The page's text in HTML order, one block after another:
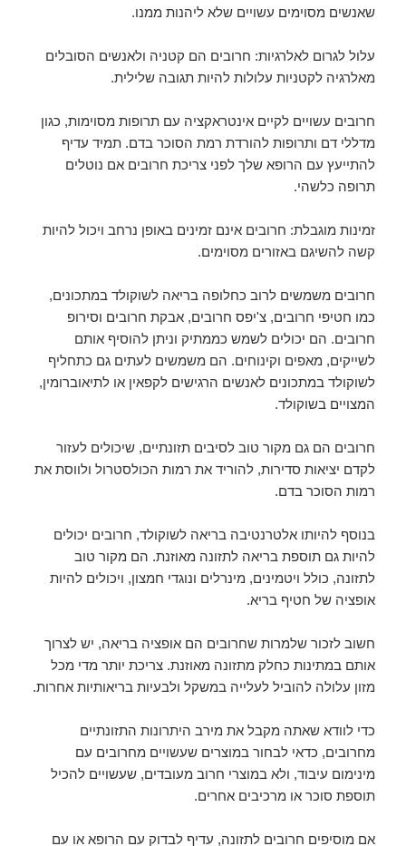
שאנשים מסוימים עשויים שלא ליהנות ממנו.
עלול לגרום לאלרגיות: חרובים הם קטניה ולאנשים הסובלים
מאלרגיה לקטניות עלולות להיות תגובה שלילית.
חרובים עשויים לקיים אינטראקציה עם תרופות מסוימות, כגון
מדללי דם ותרופות להורדת רמת הסוכר בדם. תמיד עדיף
להתייעץ עם הרופא שלך לפני צריכת חרובים אם נוטלים
תרופה כלשהי.
זמינות מוגבלת: חרובים אינם זמינים באופן נרחב ויכול להיות
קשה להשיגם באזורים מסוימים.
חרובים משמשים לרוב כחלופה בריאה לשוקולד במתכונים,
כמו חטיפי חרובים, צ'יפס חרובים, אבקת חרובים וסירופ
חרובים. הם יכולים לשמש כממתיק וניתן להוסיף אותם
לשייקים, מאפים וקינוחים. הם משמשים לעתים גם כתחליף
לשוקולד במתכונים לאנשים הרגישים לקפאין או לתיאוברומין,
המצויים בשוקולד.
חרובים הם גם מקור טוב לסיבים תזונתיים, שיכולים לעזור
לקדם יציאות סדירות, להוריד את רמות הכולסטרול ולווסת את
רמות הסוכר בדם.
בנוסף להיותו אלטרנטיבה בריאה לשוקולד, חרובים יכולים
להיות גם תוספת בריאה לתזונה מאוזנת. הם מקור טוב
לתזונה, כולל ויטמינים, מינרלים ונוגדי חמצון, ויכולים להיות
אופציה של חטיף בריא.
חשוב לזכור שלמרות שחרובים הם אופציה בריאה, יש לצרוך
אותם במתינות כחלק מתזונה מאוזנת. צריכת יותר מדי מכל
מזון עלולה להוביל לעלייה במשקל ולבעיות בריאותיות אחרות.
כדי לוודא שאתה מקבל את מירב היתרונות התזונתיים
מחרובים, כדאי לבחור במוצרים שעשויים מחרובים עם
מינימום עיבוד, ולא במוצרי חרוב מעובדים, שעשויים להכיל
תוספת סוכר או מרכיבים אחרים.
אם מוסיפים חרובים לתזונה, עדיף לבדוק עם הרופא או עם